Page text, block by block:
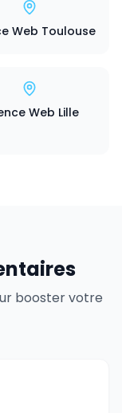
Web Toulouse
Web Lille
booster votre